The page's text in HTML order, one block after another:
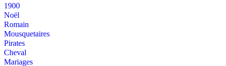
1900
Noël
Romain
Mousquetaires
Pirates
Cheval
Mariages